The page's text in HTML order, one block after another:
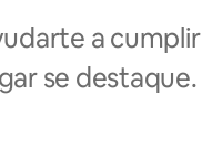
a cumplir
se destaque.